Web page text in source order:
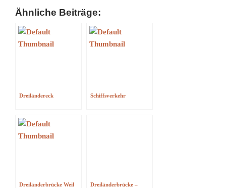
Ähnliche Beiträge:
Dreiländereck Schiffsverkehr
Dreiländerbrücke Weil
Dreiländerbrücke –